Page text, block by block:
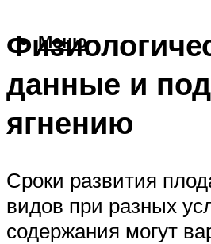
Меню
данные и
ягнению
Сроки развития
видов при разных
содержания могут